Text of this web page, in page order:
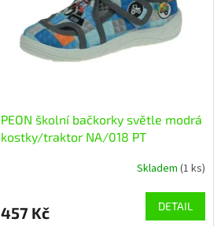
PEON školní bačkorky světle modrá
kostky/traktor NA/018 PT
Skladem (1 ks)
457 Kč DETAIL